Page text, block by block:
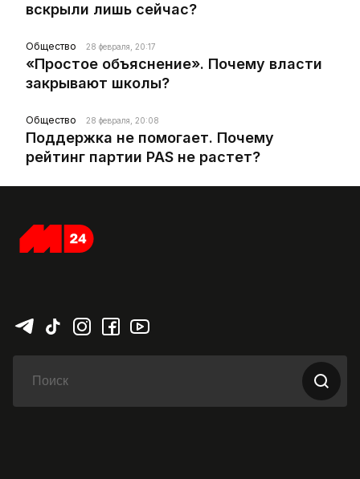
вскрыли лишь сейчас?
Общество 28 февраля, 20:17
«Простое объяснение». Почему власти
закрывают школы?
Общество 28 февраля, 20:08
Поддержка не помогает. Почему
рейтинг партии PAS не растет?